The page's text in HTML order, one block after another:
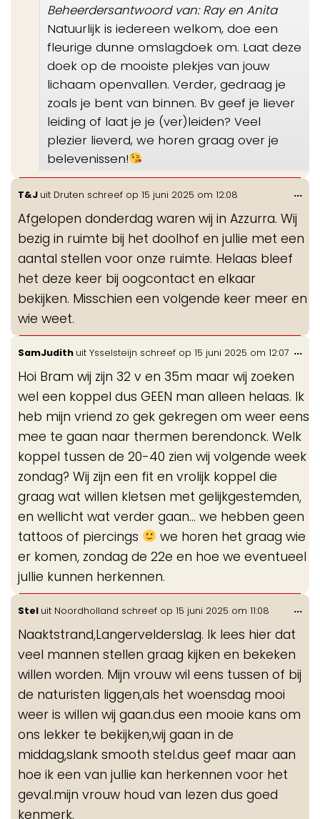
Beheerdersantwoord van: Ray en Anita
Natuurlijk is iedereen welkom, doe een
fleurige dunne omslagdoek om. Laat deze
doek op de mooiste plekjes van jouw
lichaam openvallen. Verder, gedraag je
zoals je bent van binnen. Bv geef je liever
leiding of laat je je (ver)leiden? Veel
plezier lieverd, we horen graag over je
belevenissen!
T&J uit Druten schreef op 15 juni 2025 om 12:08
Afgelopen donderdag waren wij in Azzurra. Wij
bezig in ruimte bij het doolhof en jullie met een
aantal stellen voor onze ruimte. Helaas bleef
het deze keer bij oogcontact en elkaar
bekijken. Misschien een volgende keer meer en
wie weet.
...
SamJudith uit Ysselsteijn schreef op 15 juni 2025 om 12:07
Hoi Bram wij zijn 32 v en 35m maar wij zoeken
wel een koppel dus GEEN man alleen helaas. Ik
heb mijn vriend zo gek gekregen om weer eens
mee te gaan naar thermen berendonck. Welk
koppel tussen de 20-40 zien wij volgende week
zondag? Wij zijn een fit en vrolijk koppel die
graag wat willen kletsen met gelijkgestemden,
en wellicht wat verder gaan… we hebben geen
tattoos of piercings
we horen het graag wie
er komen, zondag de 22e en hoe we eventueel
jullie kunnen herkennen.
...
Stel uit Noordholland schreef op 15 juni 2025 om 11:08
Naaktstrand,Langervelderslag. Ik lees hier dat
veel mannen stellen graag kijken en bekeken
willen worden. Mijn vrouw wil eens tussen of bij
de naturisten liggen,als het woensdag mooi
weer is willen wij gaan.dus een mooie kans om
ons lekker te bekijken,wij gaan in de
middag,slank smooth stel.dus geef maar aan
hoe ik een van jullie kan herkennen voor het
geval.mijn vrouw houd van lezen dus goed
kenmerk.
...